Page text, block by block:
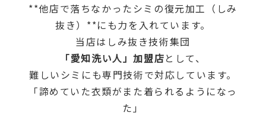
**他店で落ちなかったシミの復元加工（しみ
抜き）**にも力を入れています。
当店はしみ抜き技術集団
「愛知洗い人」加盟店として、
難しいシミにも専門技術で対応しています。
「諦めていた衣類がまた着られるようになっ
た」